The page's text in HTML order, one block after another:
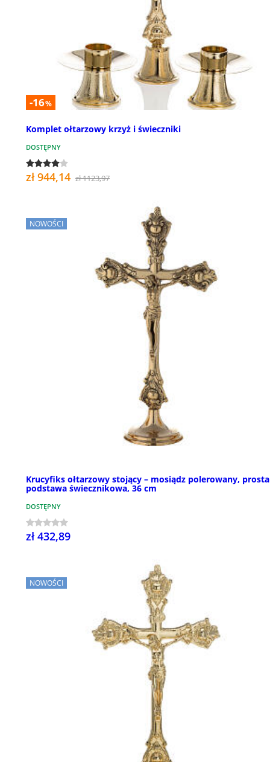
-16%
Komplet ołtarzowy krzyż i świeczniki
DOSTĘPNY
zł 944,14 zł 1123,97
NOWOŚCI
Krucyfiks ołtarzowy stojący – mosiądz polerowany, prosta
podstawa świecznikowa, 36 cm
DOSTĘPNY
zł 432,89
NOWOŚCI